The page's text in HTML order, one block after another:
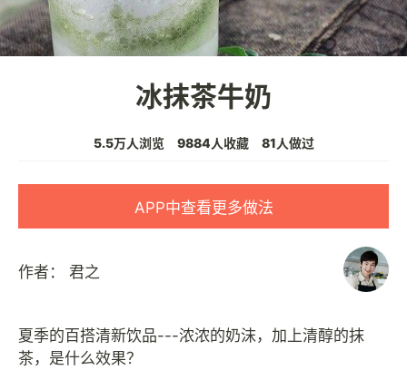
冰抹茶牛奶
5.5万人浏览 9884人收藏 81人做过
APP中查看更多做法
作者： 君之
夏季的百搭清新饮品---浓浓的奶沫，加上清醇的抹
茶，是什么效果？